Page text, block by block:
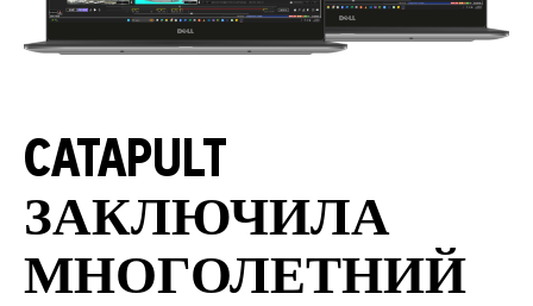
CATAPULT
ЗАКЛЮЧИЛА
МНОГОЛЕТНИЙ